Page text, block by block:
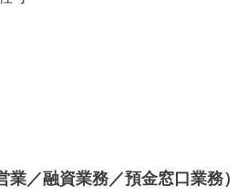
業／融資業務／預金窓口業務